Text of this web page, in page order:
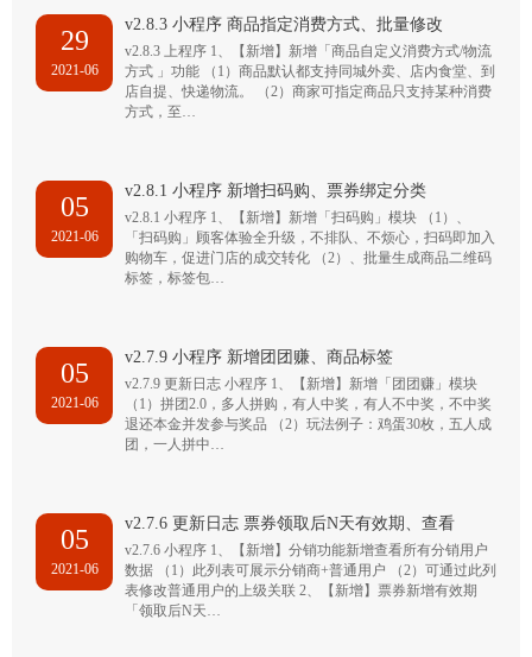
29
2021-06
v2.8.3 小程序 商品指定消费方式、批量修改
v2.8.3 上程序 1、【新增】新增「商品自定义消费方式/物流
方式 」功能 （1）商品默认都支持同城外卖、店内食堂、到
店自提、快递物流。 （2）商家可指定商品只支持某种消费
方式，至…
05
2021-06
v2.8.1 小程序 新增扫码购、票券绑定分类
v2.8.1 小程序 1、【新增】新增「扫码购」模块 （1）、
「扫码购」顾客体验全升级，不排队、不烦心，扫码即加入
购物车，促进门店的成交转化 （2）、批量生成商品二维码
标签，标签包…
05
2021-06
v2.7.9 小程序 新增团团赚、商品标签
v2.7.9 更新日志 小程序 1、【新增】新增「团团赚」模块
（1）拼团2.0，多人拼购，有人中奖，有人不中奖，不中奖
退还本金并发参与奖品 （2）玩法例子：鸡蛋30枚，五人成
团，一人拼中…
05
2021-06
v2.7.6 更新日志 票券领取后N天有效期、查看
v2.7.6 小程序 1、【新增】分销功能新增查看所有分销用户
数据 （1）此列表可展示分销商+普通用户 （2）可通过此列
表修改普通用户的上级关联 2、【新增】票券新增有效期
「领取后N天…